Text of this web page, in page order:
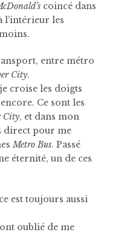
coincé dans
l’intérieur les
entre métro
City.
croise les doigts
Ce sont les
City, et dans mon
direct pour me
Metro Bus. Passé
éternité, un de ces
est toujours aussi
oublié de me